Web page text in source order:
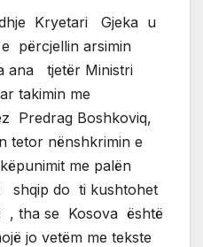
Kryetari Gjeka u
përcjellin arsimin
ana tjetër Ministri
takimin me
Predrag Boshkoviq,
tetor nënshkrimin e
me palën
shqip do ti kushtohet
, tha se Kosova është
jo vetëm me tekste